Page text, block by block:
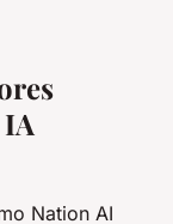
Nation AI